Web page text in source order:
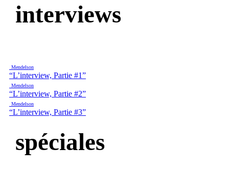
interviews
Mendelson
“L’interview, Partie #1”
Mendelson
“L’interview, Partie #2”
Mendelson
“L’interview, Partie #3”
spéciales